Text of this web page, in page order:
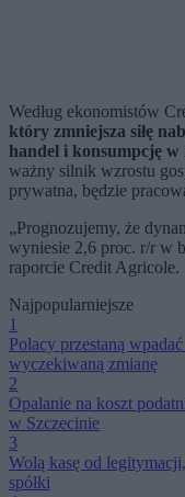
Według ekonomistów
który zmniejsza siłę
handel i konsumpcję w
ważny silnik wzrostu
prywatna, będzie
„Prognozujemy, że
wyniesie 2,6 proc. r/r w
raporcie Credit Agricole.
Najpopularniejsze
1
Polacy przestaną
wyczekiwaną zmianę
2
Opalanie na koszt
w Szczecinie
3
Wolą kasę od
spółki